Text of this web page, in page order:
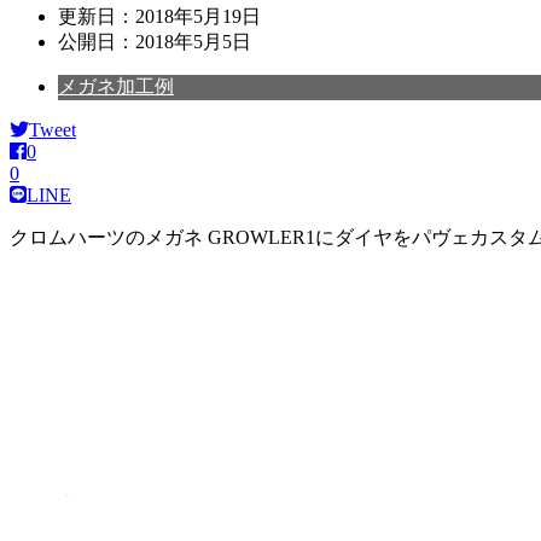
更新日： 2018年5月19日
公開日： 2018年5月5日
メガネ加工例
Tweet
0
0
LINE
クロムハーツのメガネ GROWLER1にダイヤをパヴェカスタ